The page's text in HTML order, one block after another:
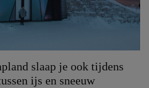
slaap je ook tijdens
ijs en sneeuw